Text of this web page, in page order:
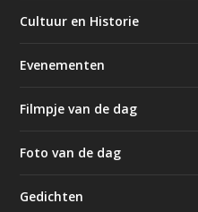
Cultuur en Historie
Evenementen
Filmpje van de dag
Foto van de dag
Gedichten